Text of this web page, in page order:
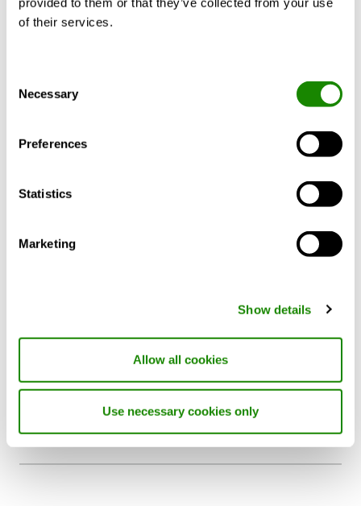
of their services.
Selection
Necessary
Preferences
Statistics
Marketing
Show details
Allow all cookies
Use necessary cookies only
EIV
UFA
sur un appui de fenêtre